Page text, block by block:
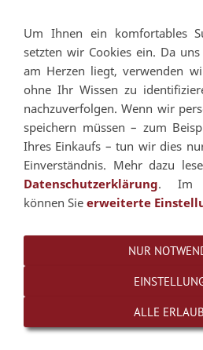
Navigation einblenden
Um Ihnen ein komfortables
setzten wir Cookies ein. Da
am Herzen liegt, verwenden
ohne Ihr Wissen zu
nachzuverfolgen. Wenn wir
speichern müssen – zum
Ihres Einkaufs – tun wir dies
Einverständnis. Mehr dazu
Datenschutzerklärung. Im
können Sie erweiterte
NUR
ALLE